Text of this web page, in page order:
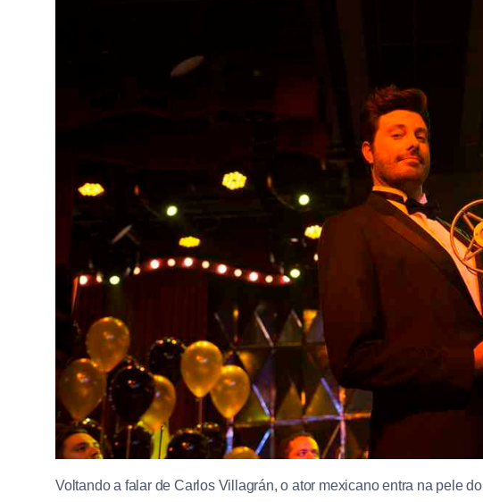
Voltando a falar de Carlos Villagrán, o ator mexicano entra na pele